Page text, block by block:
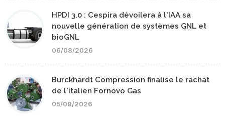
HPDI 3.0 : Cespira dévoilera à l'IAA sa
nouvelle génération de systèmes GNL et
bioGNL
06/08/2026
Burckhardt Compression finalise le rachat
de l'italien Fornovo Gas
05/08/2026